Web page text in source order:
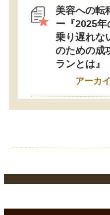
美容への転
ー『2025
乗り遅れな
のための成
ランとは』
アーカ